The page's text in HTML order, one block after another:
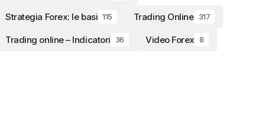
Strategia Forex: le basi 115 Trading Online 317
Trading online – Indicatori 36 Video Forex 8